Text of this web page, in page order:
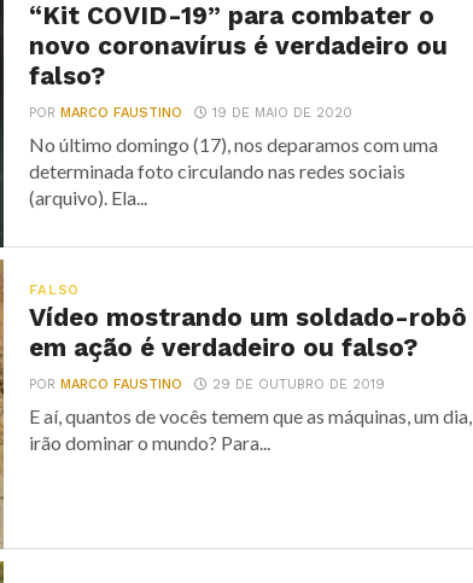
“Kit COVID-19” para combater o
novo coronavírus é verdadeiro ou
falso?
PORMARCO FAUSTINO 19 DE MAIO DE 2020
No último domingo (17), nos deparamos com uma
determinada foto circulando nas redes sociais
(arquivo). Ela...
FALSO
Vídeo mostrando um soldado-robô
em ação é verdadeiro ou falso?
PORMARCO FAUSTINO 29 DE OUTUBRO DE 2019
E aí, quantos de vocês temem que as máquinas, um dia,
irão dominar o mundo? Para...